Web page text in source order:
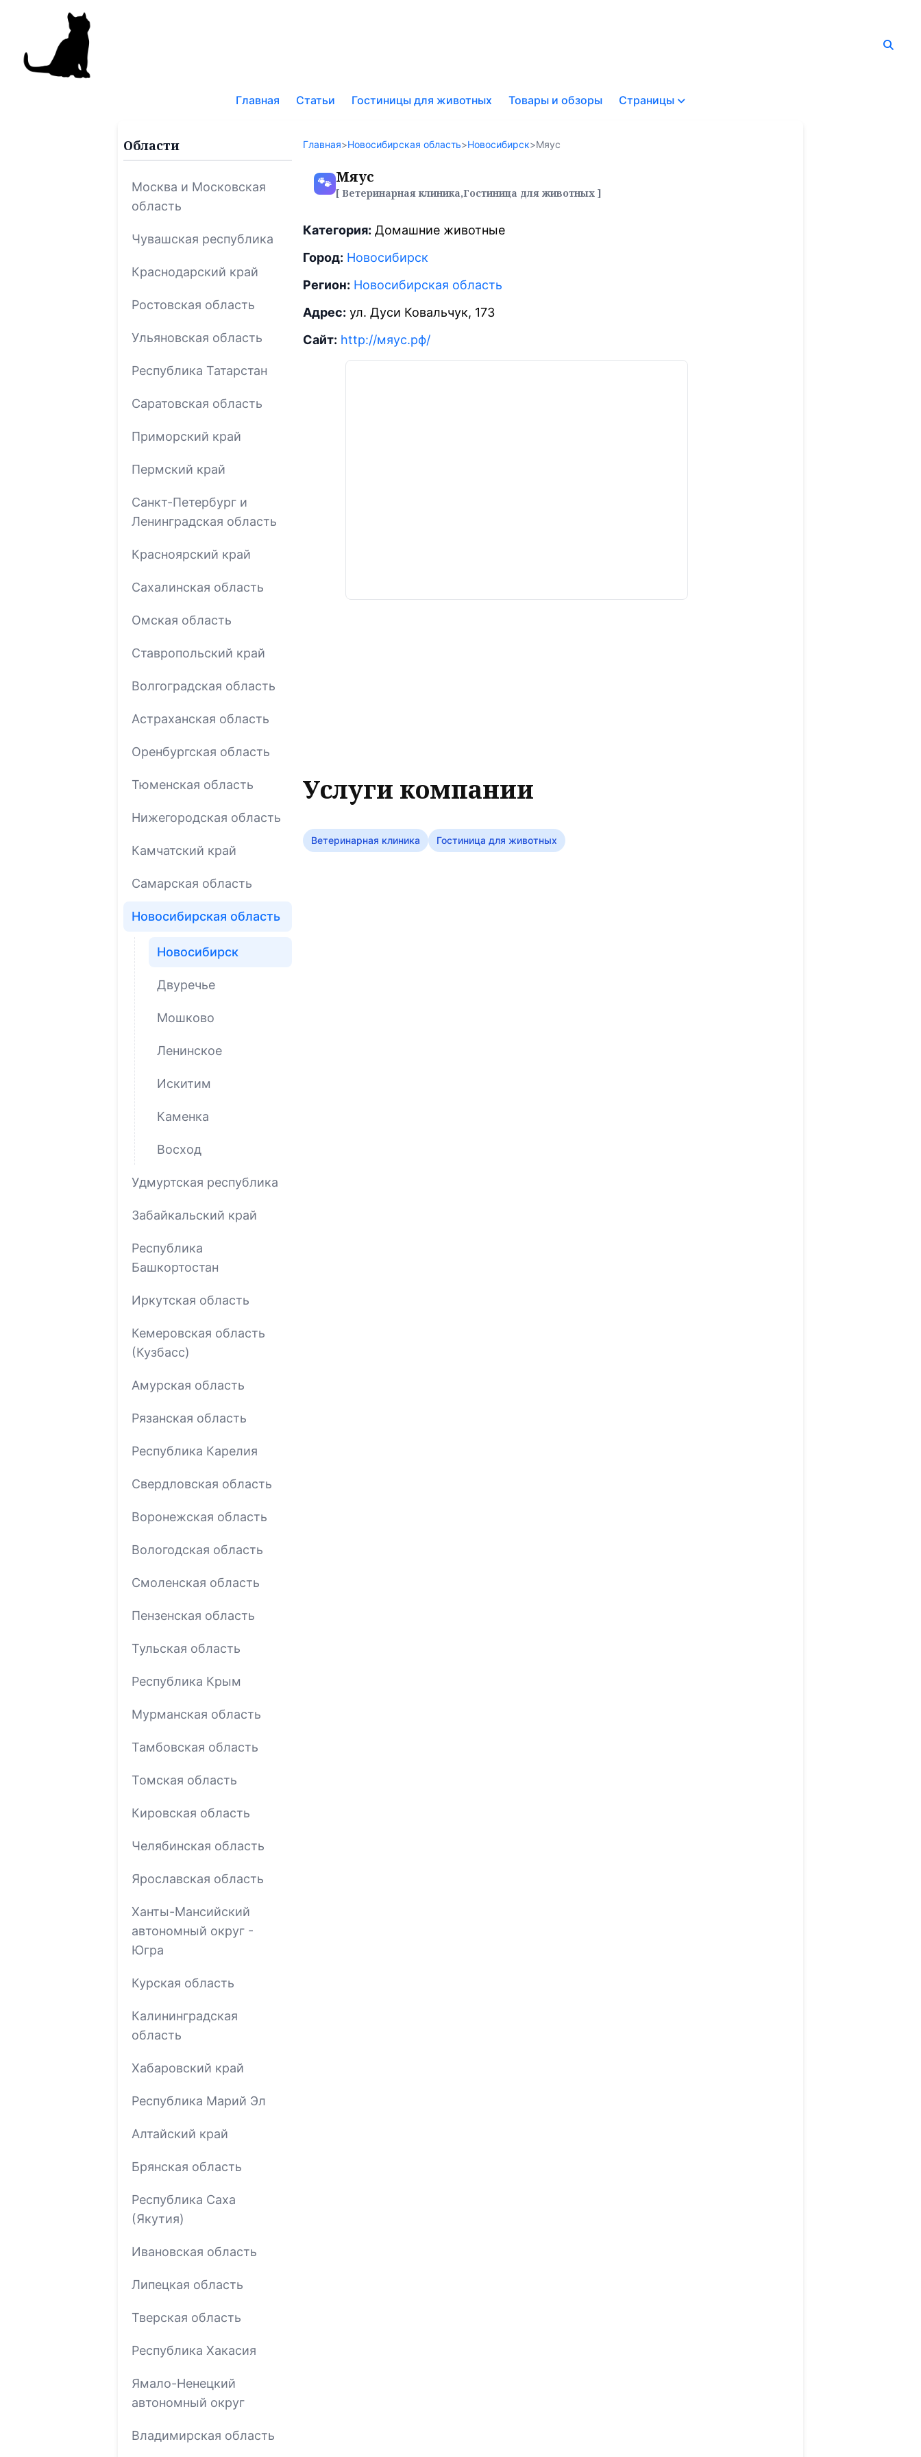
Главная Статьи Гостиницы для животных Товары и обзоры Страницы
по
Области
Москва и Московская
область
Чувашская республика
Краснодарский край
Ростовская область
Ульяновская область
Республика Татарстан
Саратовская область
Приморский край
Пермский край
Санкт-Петербург и
Ленинградская область
Красноярский край
Сахалинская область
Омская область
Ставропольский край
Волгоградская область
Астраханская область
Оренбургская область
Тюменская область
Нижегородская область
Камчатский край
Самарская область
Новосибирская область
Новосибирск
Двуречье
Мошково
Ленинское
Искитим
Каменка
Восход
Удмуртская республика
Забайкальский край
Республика
Башкортостан
Иркутская область
Кемеровская область
(Кузбасс)
Амурская область
Рязанская область
Республика Карелия
Свердловская область
Воронежская область
Вологодская область
Смоленская область
Пензенская область
Тульская область
Республика Крым
Мурманская область
Тамбовская область
Томская область
Кировская область
Челябинская область
Ярославская область
Ханты-Мансийский
автономный округ -
Югра
Курская область
Калининградская
область
Хабаровский край
Республика Марий Эл
Алтайский край
Брянская область
Республика Саха
(Якутия)
Ивановская область
Липецкая область
Тверская область
Республика Хакасия
Ямало-Ненецкий
автономный округ
Владимирская область
Главная>Новосибирская область>Новосибирск>Мяус
🐾 Мяус
[ Ветеринарная клиника,Гостиница для животных ]
Категория: Домашние животные
Город: Новосибирск
Регион: Новосибирская область
Адрес: ул. Дуси Ковальчук, 173
Сайт: http://мяус.рф/
Услуги компании
Ветеринарная клиника Гостиница для животных